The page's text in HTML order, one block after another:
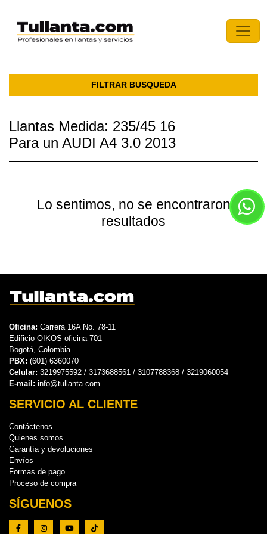
FILTRAR BUSQUEDA
Llantas Medida: 235/45 16
Para un AUDI A4 3.0 2013
Lo sentimos, no se encontraron
resultados
Oficina: Carrera 16A No. 78-11
Edificio OIKOS oficina 701
Bogotá, Colombia.
PBX: (601) 6360070
Celular: 3219975592 / 3173688561 / 3107788368 / 3219060054
E-mail: info@tullanta.com
SERVICIO AL CLIENTE
Contáctenos
Quienes somos
Garantía y devoluciones
Envíos
Formas de pago
Proceso de compra
SÍGUENOS